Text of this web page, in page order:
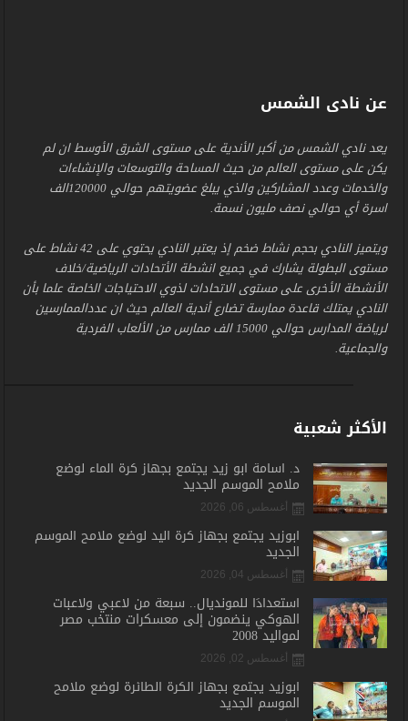
عن نادى الشمس
يعد نادي الشمس من أكبر الأندية على مستوى الشرق الأوسط ان لم
يكن على مستوى العالم من حيث المساحة والتوسعات والإنشاءات
والخدمات وعدد المشاركين والذي يبلغ عضويتهم حوالي 120000الف
اسرة أي حوالي نصف مليون نسمة.
ويتميز النادي بحجم نشاط ضخم إذ يعتبر النادي يحتوي على 42 نشاط على
مستوى البطولة يشارك في جميع انشطة الأتحادات الرياضية/خلاف
الأنشطة الأخرى على مستوى الاتحادات لذوي الاحتياجات الخاصة علما بأن
النادي يمتلك قاعدة ممارسة تضارع أندية العالم حيث ان عددالممارسين
لرياضة المدارس حوالي 15000 الف ممارس من الألعاب الفردية
والجماعية.
الأكثر شعبية
د. أسامة أبو زيد يجتمع بجهاز كرة الماء لوضع
ملامح الموسم الجديد
أغسطس 06, 2026
أبوزيد يجتمع بجهاز كرة اليد لوضع ملامح الموسم
الجديد
أغسطس 04, 2026
استعدادًا للمونديال.. سبعة من لاعبي ولاعبات
الهوكي ينضمون إلى معسكرات منتخب مصر
لمواليد 2008
أغسطس 02, 2026
أبوزيد يجتمع بجهاز الكرة الطائرة لوضع ملامح
الموسم الجديد